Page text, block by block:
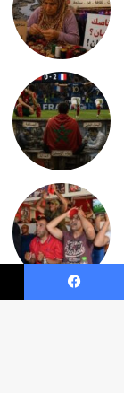
فيسبوك ‫X